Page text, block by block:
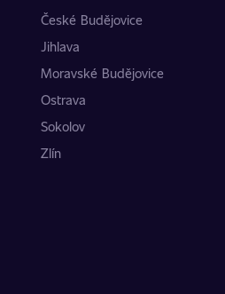
České Budějovice
Jihlava
Moravské Budějovice
Ostrava
Sokolov
Zlín